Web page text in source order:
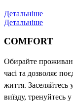
Детальніше
Детальніше
COMFORT
Обирайте
часі та дозволяє
життя. Заселяйтесь
виїзду, тренуйтесь